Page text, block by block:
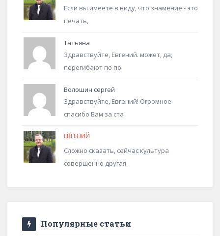
Если вы имеете в виду, что знамение - это
печать,
Татьяна
Здравствуйте, Евгений. может, да,
перегибают по по
Волошин сергей
Здравствуйте, Евгений! Огромное
спасибо Вам за ста
ЕВГЕНИЙ
Сложно сказать, сейчас культура
совершенно другая.
Популярные статьи